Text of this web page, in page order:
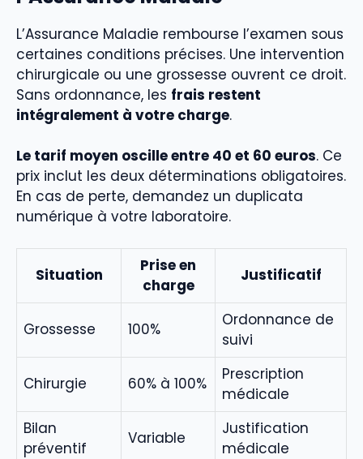
L’Assurance Maladie rembourse l’examen sous
certaines conditions précises. Une intervention
chirurgicale ou une grossesse ouvrent ce droit.
Sans ordonnance, les frais restent
intégralement à votre charge.
Le tarif moyen oscille entre 40 et 60 euros. Ce
prix inclut les deux déterminations obligatoires.
En cas de perte, demandez un duplicata
numérique à votre laboratoire.
Situation
Prise en
charge
Justificatif
Grossesse 100%
Ordonnance de
suivi
Chirurgie 60% à 100%
Prescription
médicale
Bilan
préventif
Variable
Justification
médicale